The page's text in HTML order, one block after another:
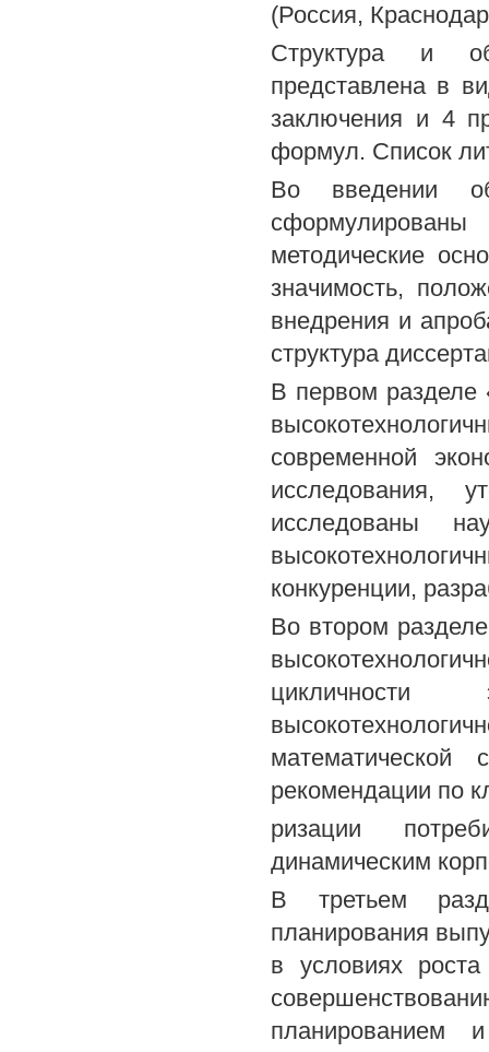
(Россия,
Структура и
представлена в
заключения и 4
формул. Список
Во введении
методические
значимость,
внедрения и
структура
В первом разделе
современной
исследования,
исследованы
конкуренции,
Во втором
цикличности
математической
рекомендации по
ризации
динамическим
В третьем
планирования
в условиях
планированием